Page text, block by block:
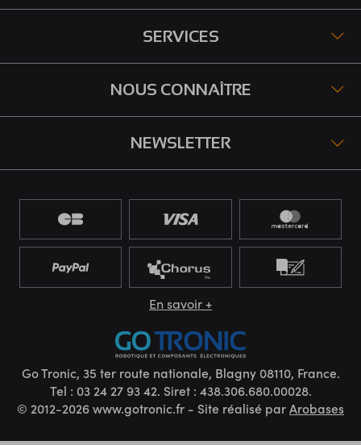
SERVICES
NOUS CONNAÎTRE
NEWSLETTER
En savoir +
Go Tronic, 35 ter route nationale, Blagny 08110, France.
Tel : 03 24 27 93 42. Siret : 438.306.680.00028.
© 2012-2026 www.gotronic.fr - Site réalisé parArobases